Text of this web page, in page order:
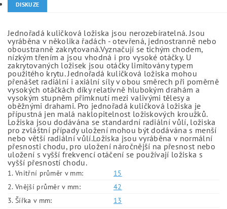
DISKUZE
Jednořadá kuličková ložiska jsou nerozebíratelná. Jsou
vyráběna v několika řadách - otevřená, jednostranně nebo
oboustranně zakrytovaná.Vyznačují se tichým chodem,
nízkým třením a jsou vhodná i pro vysoké otáčky. U
zakrytovaných ložisek jsou otáčky limitovány typem
použitého krytu. Jednořadá kuličková ložiska mohou
přenášet radiální i axiální síly v obou směrech při poměrně
vysokých otáčkách díky relativně hlubokým drahám a
vysokým stupněm přimknutí mezi valivými tělesy a
oběžnými drahami. Pro jednořadá kuličková ložiska je
přípustná jen malá naklopitelnost ložiskových kroužků.
Ložiska jsou dodávána se standardní radiální vůlí, ložiska
pro zvláštní případy uložení mohou být dodávána s menší
nebo větší radiální vůlí.Ložiska jsou vyráběna v normální
přesnosti chodu, pro uložení náročnější na přesnost nebo
uložení s vyšší frekvencí otáčení se používají ložiska s
vyšší přesností chodu.
1. Vnitřní průměr v mm:
15
2. Vnější průměr v mm:
42
3. Šířka v mm:
13